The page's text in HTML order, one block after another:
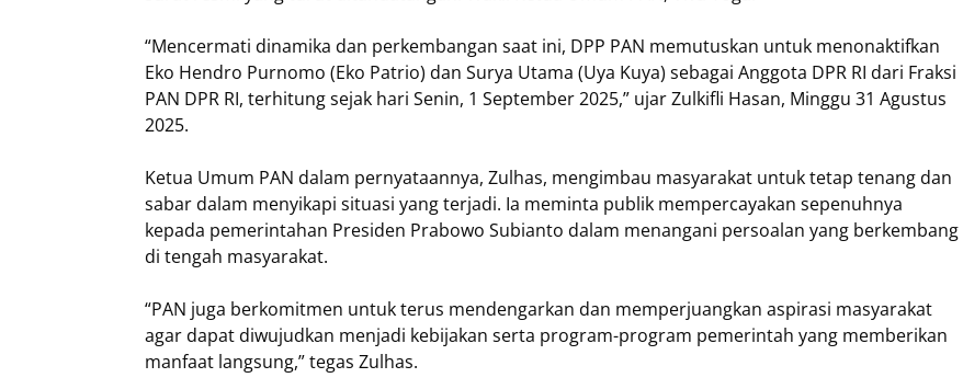
“Mencermati dinamika dan perkembangan saat ini, DPP PAN memutuskan untuk menonaktifkan
Eko Hendro Purnomo (Eko Patrio) dan Surya Utama (Uya Kuya) sebagai Anggota DPR RI dari Fraksi
PAN DPR RI, terhitung sejak hari Senin, 1 September 2025,” ujar Zulkifli Hasan, Minggu 31 Agustus
2025.
Ketua Umum PAN dalam pernyataannya, Zulhas, mengimbau masyarakat untuk tetap tenang dan
sabar dalam menyikapi situasi yang terjadi. Ia meminta publik mempercayakan sepenuhnya
kepada pemerintahan Presiden Prabowo Subianto dalam menangani persoalan yang berkembang
di tengah masyarakat.
“PAN juga berkomitmen untuk terus mendengarkan dan memperjuangkan aspirasi masyarakat
agar dapat diwujudkan menjadi kebijakan serta program-program pemerintah yang memberikan
manfaat langsung,” tegas Zulhas.